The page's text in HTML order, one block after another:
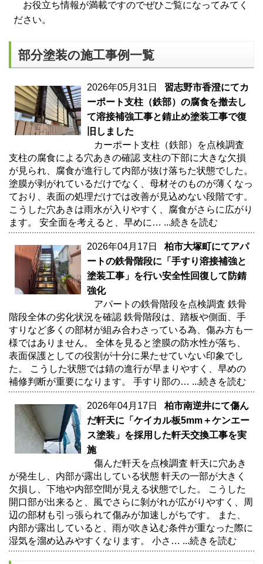
お役立ち情報が満載ですのでぜひご覧になってみてく
ださい。
部分塗装の施工事例一覧
2026年05月31日 習志野市香澄にてカ
ーポート支柱（鉄部）の腐食を撤去し
て溶接補強工事と錆止め塗装工事で復
旧しました
カーポート支柱（鉄部）を点検調査
支柱の腐食による穴あきの確認 支柱の下部に大きな欠損
が見られ、腐食が進行して内部が抜け落ちた状態でした。
塗膜が剥がれているだけでなく、母材そのものが薄くなっ
ており、表面の処理だけでは改善が見込めない段階です。
こうした穴あきは雨水が入りやすく、腐食がさらに広がり
ます。 安全面を考えると、早めに… ...続きを読む
2026年04月17日柏市大塚町にてアパ
ートの鉄骨階段に「手すり溶接補強と
塗装工事」を行い安全性回復して防錆
強化
アパートの鉄骨階段を点検調査 鉄骨
階段全体の劣化状況を確認 鉄骨階段は、踏板や側面、手
すりなど多くの部材が組み合わさっている為、傷み方も一
様ではありません。 全体を見ると塗膜の防水性が落ち、
表面保護としての役割が十分に果たせていない印象でし
た。 こうした状態では錆の進行が早まりやすく、早めの
補修判断が重要になります。 手すり部の… ...続きを読む
2026年04月17日柏市南逆井にて傷ん
だ軒天に「ケイカル板5mm＋ケンエー
ス塗装」を採用した軒天交換工事を実
施
傷んだ軒天を点検調査 軒天に穴あき
が発生し、内部が露出している状態 軒天の一部が大きく
欠損し、下地や内部空間が見える状態でした。 こうした
開口部が出来ると、風でさらに剝がれが広がりやすく、周
辺の部材も引っ張られて傷みが加速しがちです。 また、
内部が露出していると、雨が吹き込む条件が重なった際に
湿気を溜め込みやすくなります。 小さ… ...続きを読む